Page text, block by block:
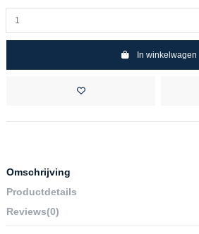
In winkelwagen
Omschrijving
Productdetails
Reviews(0)